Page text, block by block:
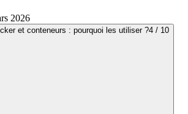
2026
et conteneurs : pourquoi les utiliser ?4 / 10